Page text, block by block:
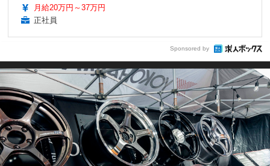
月給20万円～37万円
正社員
Sponsored by